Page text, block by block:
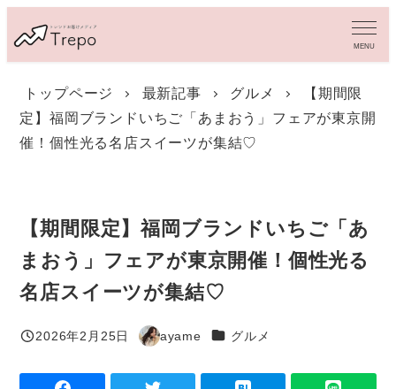
イ
MENU
トップページ 最新記事 グルメ
【期間限
定】福岡ブランドいちご「あまおう」フェアが東京開
催！個性光る名店スイーツが集結♡
【期間限定】福岡ブランドいちご「あ
まおう」フェアが東京開催！個性光る
名店スイーツが集結♡
投稿日
2026年2月25日
著
ayame カテゴリー
グルメ